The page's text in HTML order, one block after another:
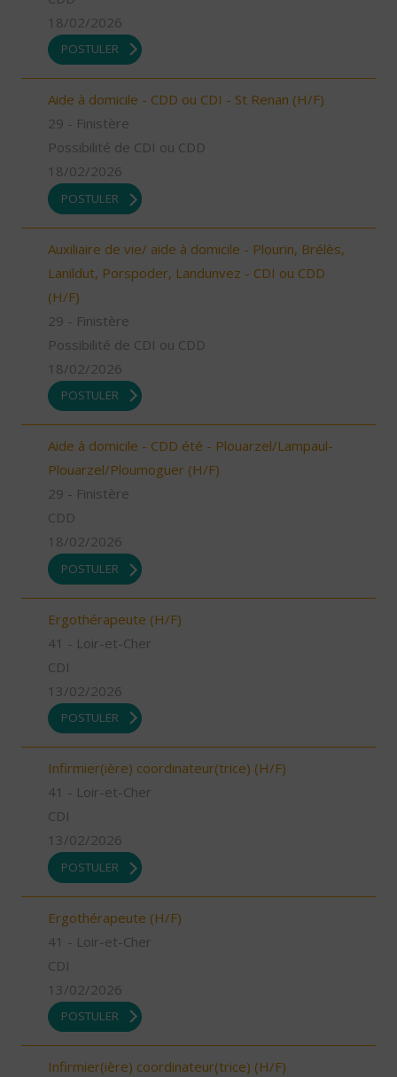
18/02/2026
POSTULER
Aide à domicile - CDD ou CDI - St Renan (H/F)
29 - Finistère
Possibilité de CDI ou CDD
18/02/2026
POSTULER
Auxiliaire de vie/ aide à domicile - Plourin, Brélès,
Lanildut, Porspoder, Landunvez - CDI ou CDD
(H/F)
29 - Finistère
Possibilité de CDI ou CDD
18/02/2026
POSTULER
Aide à domicile - CDD été - Plouarzel/Lampaul-
Plouarzel/Ploumoguer (H/F)
29 - Finistère
CDD
18/02/2026
POSTULER
Ergothérapeute (H/F)
41 - Loir-et-Cher
CDI
13/02/2026
POSTULER
Infirmier(ière) coordinateur(trice) (H/F)
41 - Loir-et-Cher
CDI
13/02/2026
POSTULER
Ergothérapeute (H/F)
41 - Loir-et-Cher
CDI
13/02/2026
POSTULER
Infirmier(ière) coordinateur(trice) (H/F)